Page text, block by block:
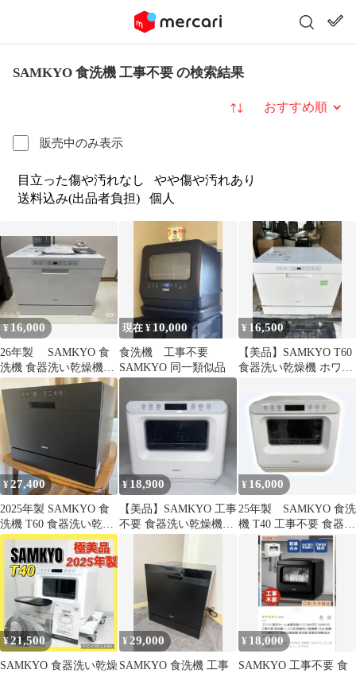
SAMKYO 食洗機 工事不要 の検索結果
販売中のみ表示
並び替え
目立った傷や汚れなし
やや傷や汚れあり
送料込み(出品者負担)
個人
¥16,000
26年製 SAMKYO 食
洗機 食器洗い乾燥機
T60(福岡市引き取り限
定)
現在 ¥ 10,000
食洗機 工事不要
SAMKYO 同一類似品
¥ 16,500
【美品】SAMKYO T60
食器洗い乾燥機 ホワイ
¥27,400
2025年製 SAMKYO 食
洗機 T60 食器洗い乾燥
機 工事不要 タンク式
¥ 18,900
【美品】SAMKYO 工事
不要 食器洗い乾燥機
¥ 16,000
25年製 SAMKYO 食洗
機 T40 工事不要 食器洗
い乾燥機 1〜3人用
¥21,500
SAMKYO 食器洗い乾燥
¥29,000
SAMKYO 食洗機 工事
¥ 18,000
SAMKYO 工事不要 食